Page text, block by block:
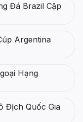
Đá Brazil Cập
Argentina
Hạng
Địch Quốc Gia